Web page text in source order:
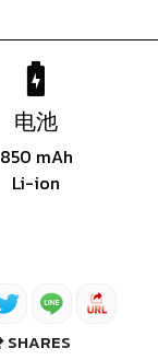
电池
850 mAh
Li-ion
SHARES